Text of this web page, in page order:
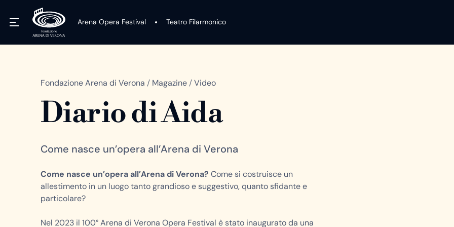
Arena Opera Festival Teatro Filarmonico
Fondazione Arena di Verona / Magazine /Video
Diario di Aida
Come nasce un’opera all’Arena di Verona
Come nasce un’opera all’Arena di Verona? Come si costruisce un
allestimento in un luogo tanto grandioso e suggestivo, quanto sfidante e
particolare?
Nel 2023 il 100° Arena di Verona Opera Festival è stato inaugurato da una